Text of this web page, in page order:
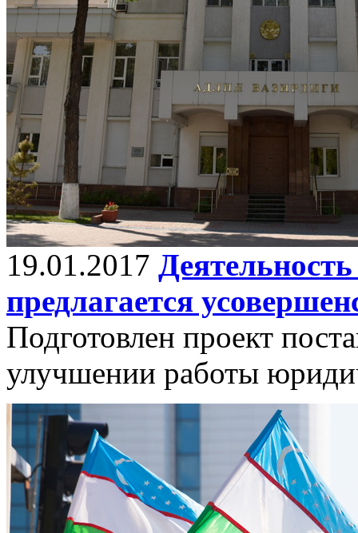
19.01.2017
предлагается
Подготовлен проект
улучшении работы